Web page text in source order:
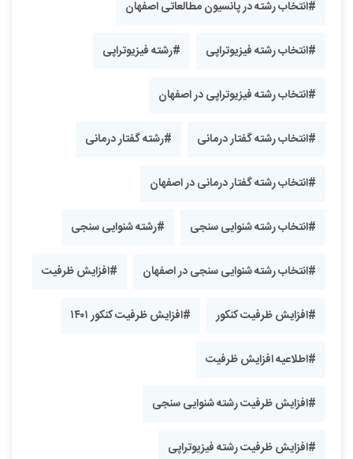
#انتخاب رشته در پانسیون مطالعاتی اصفهان
#انتخاب رشته فیزیو‌تراپی #رشته فیزیوتراپی
#انتخاب رشته فیزیوتراپی در اصفهان
#انتخاب رشته گفتار درمانی #رشته گفتار درمانی
#انتخاب رشته گفتار درمانی در اصفهان
#انتخاب رشته شنوایی سنجی #رشته شنوایی سنجی
#انتخاب رشته شنوایی سنجی در اصفهان #افزایش ظرفیت
#افزایش ظرفیت کنکور #افزایش ظرفیت کنکور ۱۴۰۱
#اطلاعیه افزایش ظرفیت
#افزایش ظرفیت رشته شنوایی سنجی
#افزایش ظرفیت رشته فیزیوتراپی